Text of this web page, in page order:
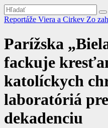
Reportáže Viera a Cirkev Zo
Parížska
fackuje
katolíckych
laboratóriá
dekadenciu